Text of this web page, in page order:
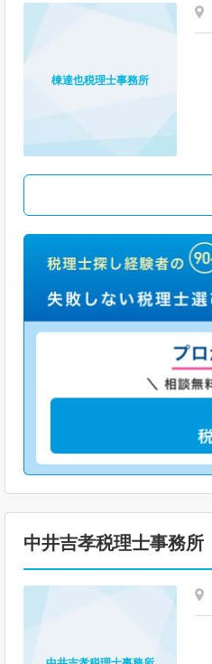
棟達也税理士事務所
中井吉孝税理士事務所